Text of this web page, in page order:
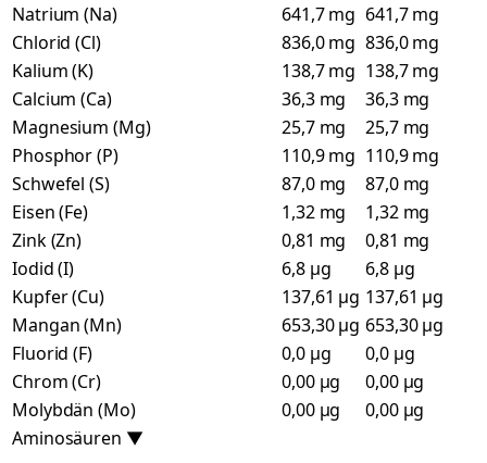
Natrium (Na)
641,7 mg 641,7 mg
Chlorid (Cl)
836,0 mg 836,0 mg
Kalium (K)
138,7 mg 138,7 mg
Calcium (Ca)
36,3 mg
36,3 mg
Magnesium (Mg)
25,7 mg
25,7 mg
Phosphor (P)
110,9 mg 110,9 mg
Schwefel (S)
87,0 mg
87,0 mg
Eisen (Fe)
1,32 mg
1,32 mg
Zink (Zn)
0,81 mg
0,81 mg
Iodid (I)
6,8 µg
6,8 µg
Kupfer (Cu)
137,61 µg 137,61 µg
Mangan (Mn)
653,30 µg 653,30 µg
Fluorid (F)
0,0 µg
0,0 µg
Chrom (Cr)
0,00 µg
0,00 µg
Molybdän (Mo)
0,00 µg
0,00 µg
Aminosäuren ▼